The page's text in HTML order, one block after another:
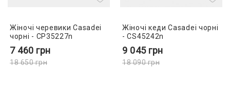
Жіночі черевики Casadei
чорні - CP35227n
7 460 грн
18 650грн
Жіночі кеди Casadei чорні
- CS45242n
9 045 грн
18 090грн